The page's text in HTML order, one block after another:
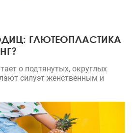
ГЛЮТЕОПЛАСТИКА
о подтянутых, округлых
силуэт женственным и